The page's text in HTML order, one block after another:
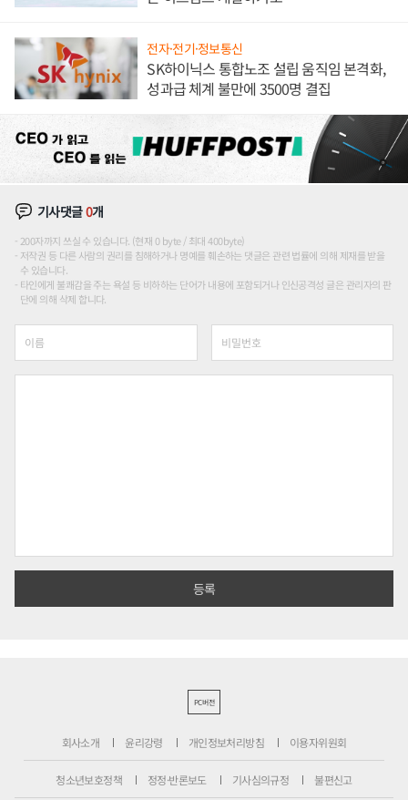
전자·전기·정보통신
SK하이닉스 통합노조 설립 움직임 본격화,
성과급 체계 불만에 3500명 결집
기사댓글0개
200자까지 쓰실 수 있습니다. (현재 0 byte / 최대 400byte)
저작권 등 다른 사람의 권리를 침해하거나 명예를 훼손하는 댓글은 관련 법률에 의해 제재를 받을
수 있습니다.
타인에게 불쾌감을 주는 욕설 등 비하하는 단어가 내용에 포함되거나 인신공격성 글은 관리자의 판
단에 의해 삭제 합니다.
PC버전
회사소개 윤리강령 개인정보처리방침 이용자위원회
청소년보호정책 정정·반론보도 기사심의규정 불편신고